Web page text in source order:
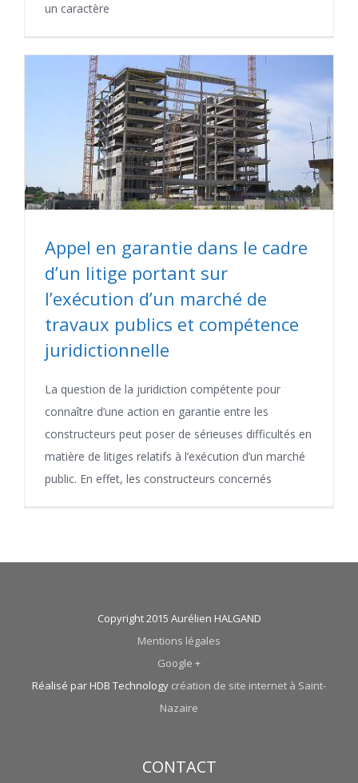
un caractère
Appel en garantie dans le cadre
d’un litige portant sur
l’exécution d’un marché de
travaux publics et compétence
juridictionnelle
La question de la juridiction compétente pour
connaître d’une action en garantie entre les
constructeurs peut poser de sérieuses difficultés en
matière de litiges relatifs à l’exécution d’un marché
public. En effet, les constructeurs concernés
Copyright 2015 Aurélien HALGAND
Mentions légales
Google +
Réalisé par HDB Technology création de site internet à Saint-
Nazaire
CONTACT